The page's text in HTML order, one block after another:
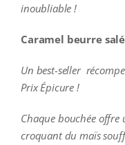
inoubliable !
Caramel beurre
Un best-seller
Prix Épicure !
Chaque bouchée
croquant du maïs